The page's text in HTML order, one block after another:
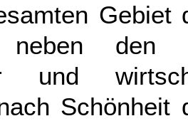
Gebiet
neben den
und